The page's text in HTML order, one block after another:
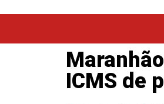
ICMS de